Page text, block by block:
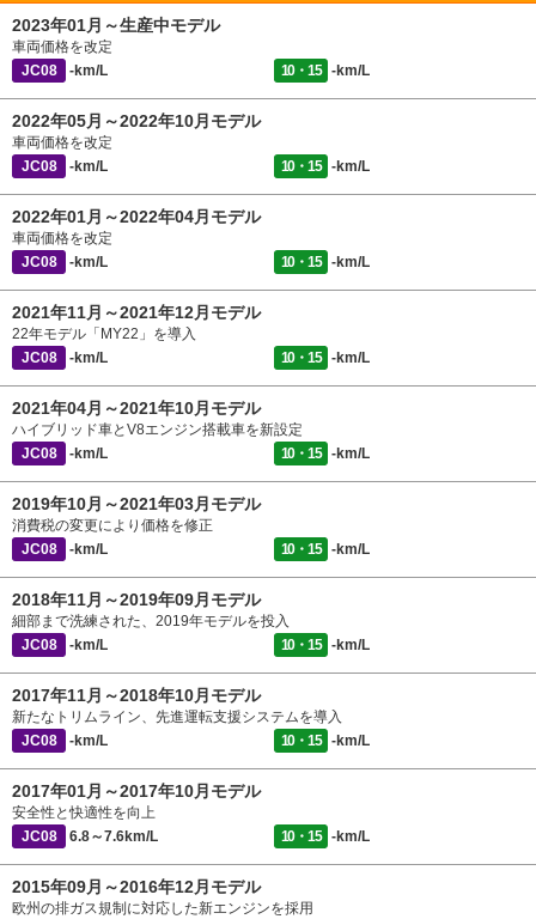
2023年01月～生産中モデル
車両価格を改定
JC08
-km/L 10・15 -km/L
2022年05月～2022年10月モデル
車両価格を改定
JC08
-km/L 10・15 -km/L
2022年01月～2022年04月モデル
車両価格を改定
JC08
-km/L 10・15 -km/L
2021年11月～2021年12月モデル
22年モデル「MY22」を導入
JC08
-km/L 10・15 -km/L
2021年04月～2021年10月モデル
ハイブリッド車とV8エンジン搭載車を新設定
JC08
-km/L 10・15 -km/L
2019年10月～2021年03月モデル
消費税の変更により価格を修正
JC08
-km/L 10・15 -km/L
2018年11月～2019年09月モデル
細部まで洗練された、2019年モデルを投入
JC08
-km/L 10・15 -km/L
2017年11月～2018年10月モデル
新たなトリムライン、先進運転支援システムを導入
JC08
-km/L 10・15 -km/L
2017年01月～2017年10月モデル
安全性と快適性を向上
JC08
6.8～7.6km/L 10・15 -km/L
2015年09月～2016年12月モデル
欧州の排ガス規制に対応した新エンジンを採用